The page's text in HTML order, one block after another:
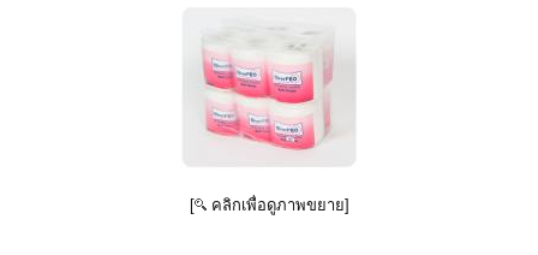
[ คลิกเพื่อดูภาพขยาย]